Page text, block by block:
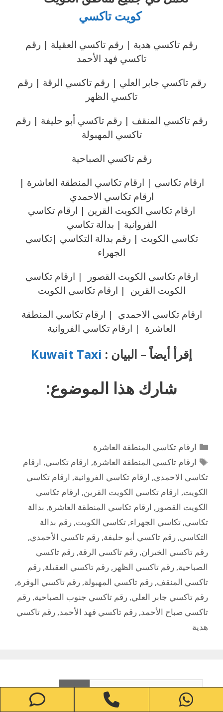
كويت تاكسي
رقم تاكسي هدية | رقم تاكسي العقيلة | رقم
تاكسي فهد الأحمد
رقم تاكسي جابر العلي | رقم تاكسي الرقة | رقم
تاكسي الظهر
رقم تاكسي المنقف | رقم تاكسي أبو حليفة | رقم
تاكسي المهبولة
رقم تاكسي الصباحية
ارقام تكاسي | ارقام تكاسي المنطقة العاشرة |
ارقام تكاسي الاحمدي
ارقام تكاسي الكويت القرين | ارقام تكاسي
الفروانية | بدالة تكاسي
تكاسي الكويت | رقم بدالة التكاسي |تكاسي
الجهراء
ارقام تكاسي الكويت القصور | ارقام تكاسي
الكويت القرين | ارقام تكاسي الكويت
ارقام تكاسي الاحمدي | ارقام تكاسي المنطقة
العاشرة | ارقام تكاسي الفروانية
إقرأ أيضاً – البيان : Kuwait Taxi
شارك هذا الموضوع:
التصنيفات
ارقام تكاسي المنطقة العاشرة
الوسوم
ارقام تاكسي المنطقة العاشرة, ارقام تكاسي, ارقام
تكاسي الاحمدي, ارقام تكاسي الفروانية, ارقام تكاسي
الكويت, ارقام تكاسي الكويت القرين, ارقام تكاسي
الكويت القصور , ارقام تكاسي المنطقة العاشرة, بدالة
تكاسي, تكاسي الجهراء, تكاسي الكويت, رقم بدالة
التكاسي, رقم تاكسي أبو حليفة, رقم تاكسي الأحمدي,
رقم تاكسي الخيران, رقم تاكسي الرقة, رقم تاكسي
الصباحية, رقم تاكسي الظهر , رقم تاكسي العقيلة, رقم
تاكسي المنقف, رقم تاكسي المهبولة, رقم تاكسي الوفرة,
رقم تاكسي جابر العلي, رقم تاكسي جنوب الصباحية, رقم
تاكسي صباح الأحمد, رقم تاكسي فهد الأحمد, رقم تاكسي
هدية
البحث
عن:
WhatsApp